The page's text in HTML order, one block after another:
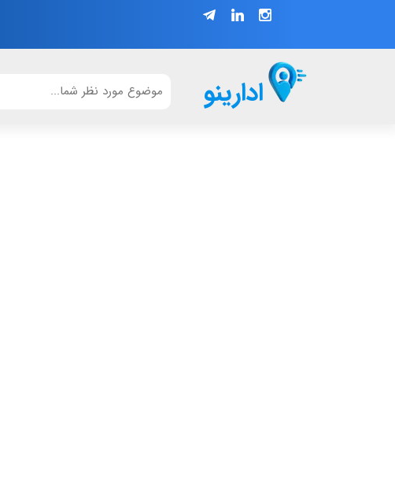
ادارینو